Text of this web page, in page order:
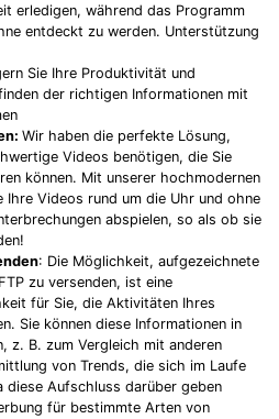
erledigen, während das Programm
entdeckt zu werden. Unterstützung
Sie Ihre Produktivität und
der richtigen Informationen mit
Wir haben die perfekte Lösung,
Videos benötigen, die Sie
können. Mit unserer hochmodernen
Ihre Videos rund um die Uhr und ohne
abspielen, so als ob sie
: Die Möglichkeit, aufgezeichnete
zu versenden, ist eine
für Sie, die Aktivitäten Ihres
Sie können diese Informationen in
z. B. zum Vergleich mit anderen
von Trends, die sich im Laufe
diese Aufschluss darüber geben
für bestimmte Arten von